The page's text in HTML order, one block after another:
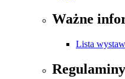
Ważne
Lista
Regulaminy